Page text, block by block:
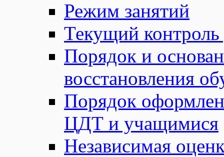
Режим занятий
Текущий контроль
Порядок и
восстановления
Порядок
ЦДТ и учащимися
Независимая